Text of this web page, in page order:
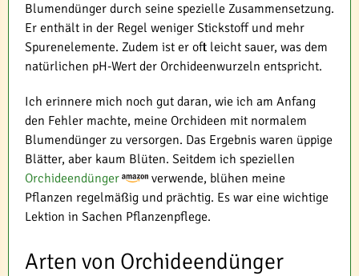
Blumendünger durch seine spezielle Zusammensetzung.
Er enthält in der Regel weniger Stickstoff und mehr
Spurenelemente. Zudem ist er oft leicht sauer, was dem
natürlichen pH-Wert der Orchideenwurzeln entspricht.
Ich erinnere mich noch gut daran, wie ich am Anfang
den Fehler machte, meine Orchideen mit normalem
Blumendünger zu versorgen. Das Ergebnis waren üppige
Blätter, aber kaum Blüten. Seitdem ich speziellen
Orchideendünger
verwende, blühen meine
Pflanzen regelmäßig und prächtig. Es war eine wichtige
Lektion in Sachen Pflanzenpflege.
Arten von Orchideendünger